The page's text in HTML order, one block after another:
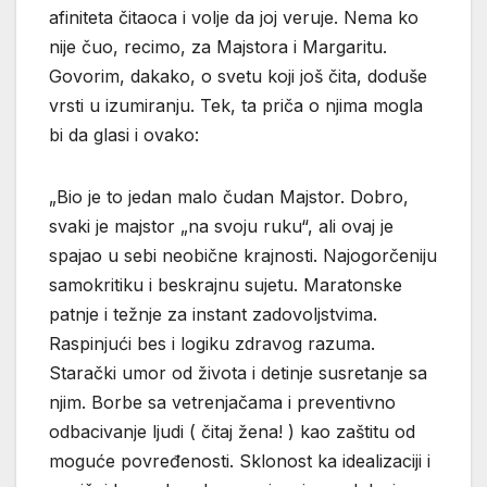
afiniteta čitaoca i volje da joj veruje. Nema ko
nije čuo, recimo, za Majstora i Margaritu.
Govorim, dakako, o svetu koji još čita, doduše
vrsti u izumiranju. Tek, ta priča o njima mogla
bi da glasi i ovako:
„Bio je to jedan malo čudan Majstor. Dobro,
svaki je majstor „na svoju ruku“, ali ovaj je
spajao u sebi neobične krajnosti. Najogorčeniju
samokritiku i beskrajnu sujetu. Maratonske
patnje i težnje za instant zadovoljstvima.
Raspinjući bes i logiku zdravog razuma.
Starački umor od života i detinje susretanje sa
njim. Borbe sa vetrenjačama i preventivno
odbacivanje ljudi ( čitaj žena! ) kao zaštitu od
moguće povređenosti. Sklonost ka idealizaciji i